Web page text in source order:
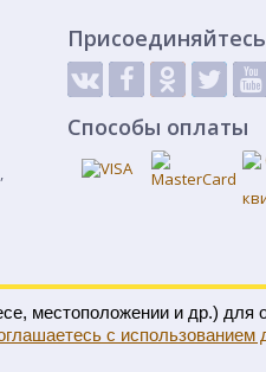
Присоединяйтесь
Способы оплаты
местоположении и др.) для
с использованием